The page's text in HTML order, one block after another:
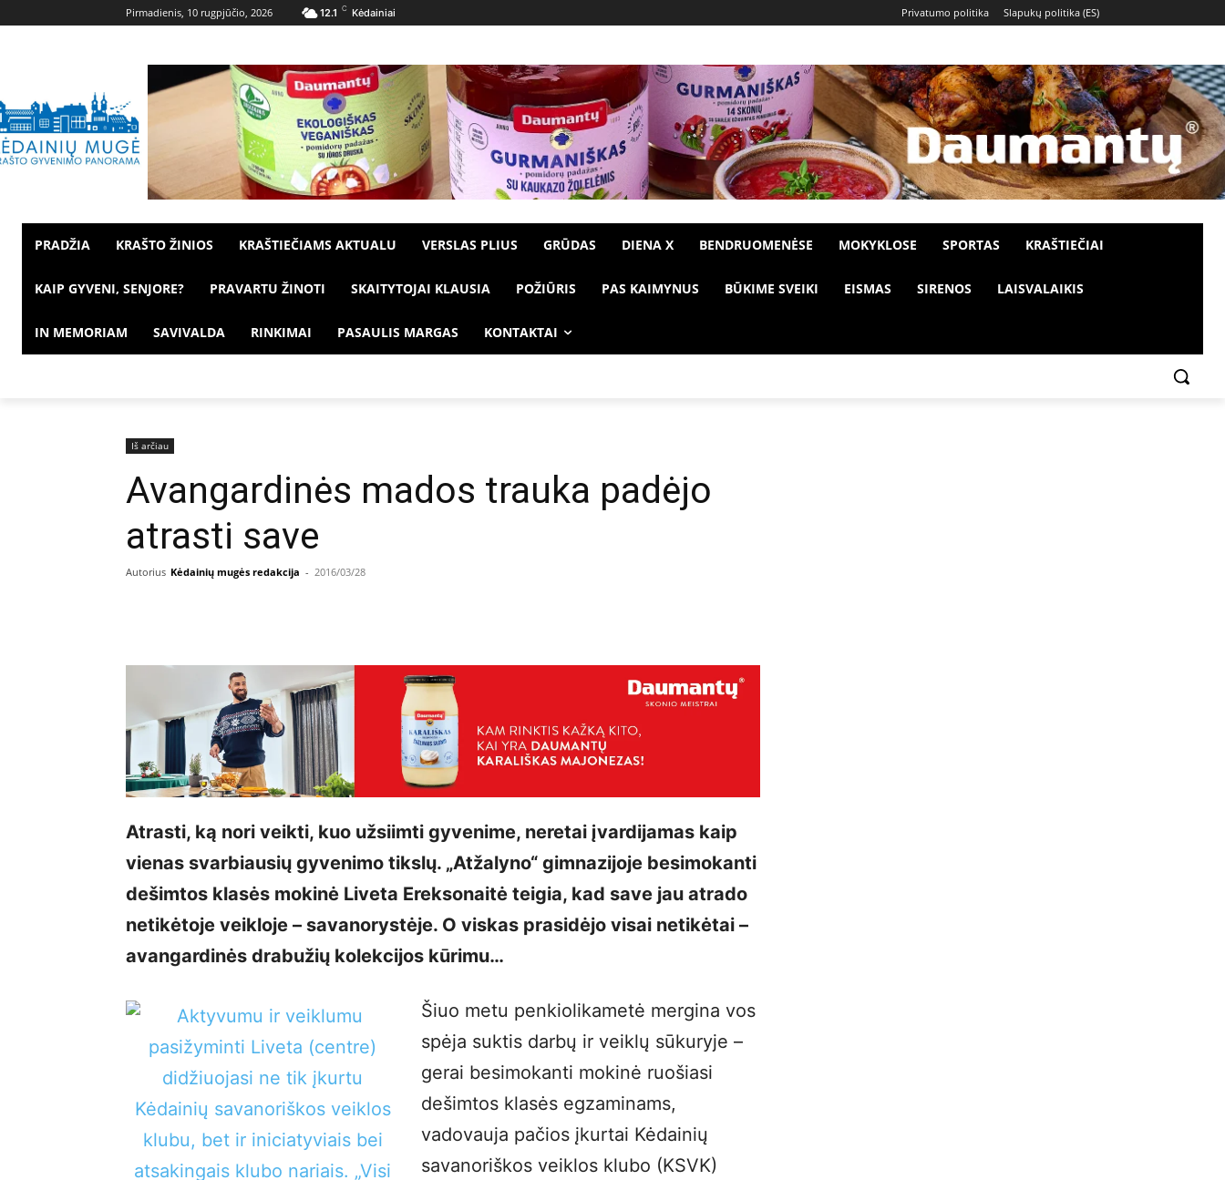
Pirmadienis, 10 rugpjūčio, 2026 12.1 C Kėdainiai Privatumo politika Slapukų politika (ES)
PRADŽIA KRAŠTO ŽINIOS KRAŠTIEČIAMS AKTUALU VERSLAS PLIUS GRŪDAS DIENA X BENDRUOMENĖSE MOKYKLOSE SPORTAS KRAŠTIEČIAI
KAIP GYVENI, SENJORE? PRAVARTU ŽINOTI SKAITYTOJAI KLAUSIA POŽIŪRIS PAS KAIMYNUS BŪKIME SVEIKI EISMAS SIRENOS LAISVALAIKIS
IN MEMORIAM SAVIVALDA RINKIMAI PASAULIS MARGAS KONTAKTAI
Iš arčiau
Avangardinės mados trauka padėjo
atrasti save
Autorius Kėdainių mugės redakcija - 2016/03/28
Atrasti, ką nori veikti, kuo užsiimti gyvenime, neretai įvardijamas kaip
vienas svarbiausių gyvenimo tikslų. „Atžalyno“ gimnazijoje besimokanti
dešimtos klasės mokinė Liveta Ereksonaitė teigia, kad save jau atrado
netikėtoje veikloje – savanorystėje. O viskas prasidėjo visai netikėtai –
avangardinės drabužių kolekcijos kūrimu…
Šiuo metu penkiolikametė mergina vos
spėja suktis darbų ir veiklų sūkuryje –
gerai besimokanti mokinė ruošiasi
dešimtos klasės egzaminams,
vadovauja pačios įkurtai Kėdainių
savanoriškos veiklos klubo (KSVK)